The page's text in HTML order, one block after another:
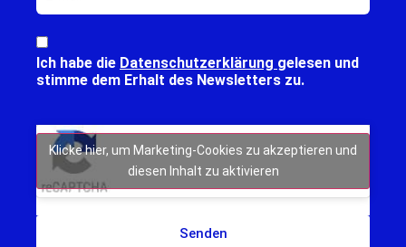
Ich habe die Datenschutzerklärung gelesen und
stimme dem Erhalt des Newsletters zu.
Klicke hier, um Marketing-Cookies zu akzeptieren und
diesen Inhalt zu aktivieren
Senden